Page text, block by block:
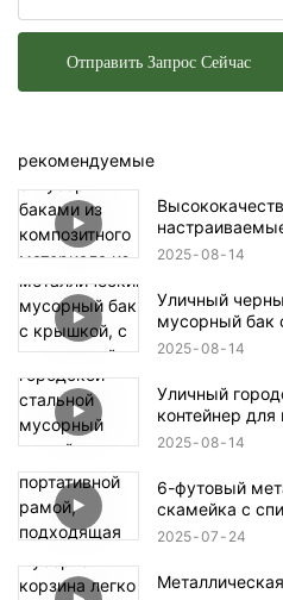
Отправить Запрос Сейчас
рекомендуемые
пространства
дерева,
от солнца и
2025 08 14
Уличный
мусорный бак
для легкой
2025 08 14
Уличный
контейнер для
2025 08 14
6-футовый
скамейка с
подходящая
магазинов,
черных
2025 07 24